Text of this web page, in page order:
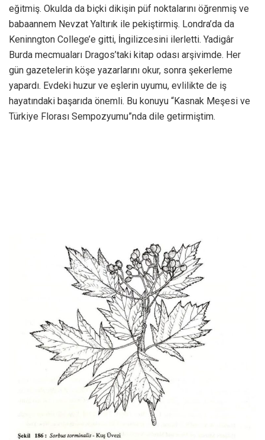
eğitmiş. Okulda da biçki dikişin püf noktalarını öğrenmiş ve
babaannem Nevzat Yaltırık ile pekiştirmiş. Londra’da da
Keninngton College’e gitti, İngilizcesini ilerletti. Yadigâr
Burda mecmuaları Dragos’taki kitap odası arşivimde. Her
gün gazetelerin köşe yazarlarını okur, sonra şekerleme
yapardı. Evdeki huzur ve eşlerin uyumu, evlilikte de iş
hayatındaki başarıda önemli. Bu konuyu “Kasnak Meşesi ve
Türkiye Florası Sempozyumu”nda dile getirmiştim.